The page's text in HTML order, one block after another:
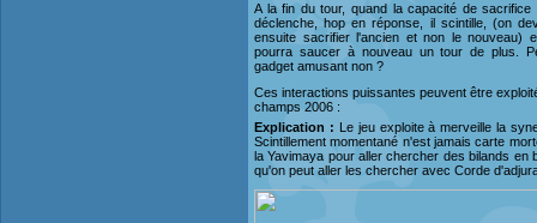
A la fin du tour, quand la capacité de sacrifice
déclenche, hop en réponse, il scintille, (on
ensuite sacrifier l'ancien et non le nouveau)
pourra saucer à nouveau un tour de plus.
gadget amusant non ?
Ces interactions puissantes peuvent être
champs 2006 :
Explication : Le jeu exploite à merveille la
Scintillement momentané n'est jamais carte
la Yavimaya pour aller chercher des bilands
qu'on peut aller les chercher avec Corde